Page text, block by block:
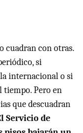
cuadran con otras.
si
internacional o si
tiempo. Pero en
que descuadran
Servicio de